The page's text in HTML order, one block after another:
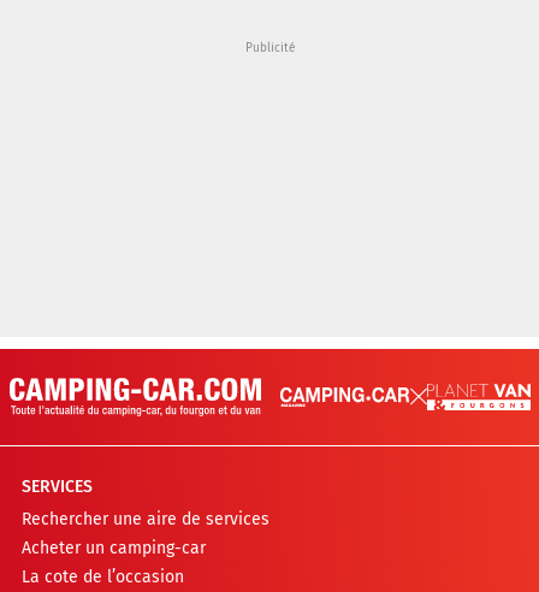
SERVICES
Rechercher une aire de services
Acheter un camping-car
La cote de l’occasion